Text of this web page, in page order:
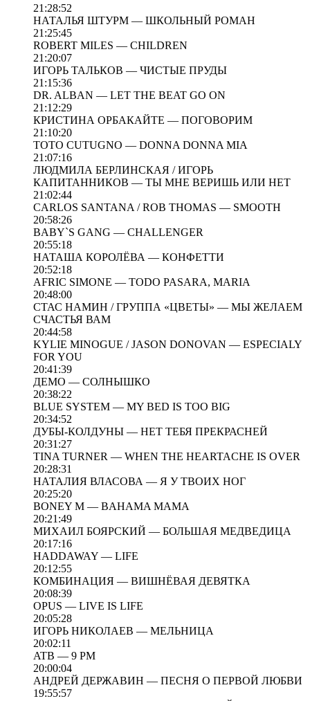
21:28:52
НАТАЛЬЯ ШТУРМ — ШКОЛЬНЫЙ РОМАН
21:25:45
ROBERT MILES — CHILDREN
21:20:07
ИГОРЬ ТАЛЬКОВ — ЧИСТЫЕ ПРУДЫ
21:15:36
DR. ALBAN — LET THE BEAT GO ON
21:12:29
КРИСТИНА ОРБАКАЙТЕ — ПОГОВОРИМ
21:10:20
TOTO CUTUGNO — DONNA DONNA MIA
21:07:16
ЛЮДМИЛА БЕРЛИНСКАЯ / ИГОРЬ
КАПИТАННИКОВ — ТЫ МНЕ ВЕРИШЬ ИЛИ НЕТ
21:02:44
CARLOS SANTANA / ROB THOMAS — SMOOTH
20:58:26
BABY`S GANG — CHALLENGER
20:55:18
НАТАША КОРОЛЁВА — КОНФЕТТИ
20:52:18
AFRIC SIMONE — TODO PASARA, MARIA
20:48:00
СТАС НАМИН / ГРУППА «ЦВЕТЫ» — МЫ ЖЕЛАЕМ
СЧАСТЬЯ ВАМ
20:44:58
KYLIE MINOGUE / JASON DONOVAN — ESPECIALY
FOR YOU
20:41:39
ДЕМО — СОЛНЫШКО
20:38:22
BLUE SYSTEM — MY BED IS TOO BIG
20:34:52
ДУБЫ-КОЛДУНЫ — НЕТ ТЕБЯ ПРЕКРАСНЕЙ
20:31:27
TINA TURNER — WHEN THE HEARTACHE IS OVER
20:28:31
НАТАЛИЯ ВЛАСОВА — Я У ТВОИХ НОГ
20:25:20
BONEY M — BAHAMA MAMA
20:21:49
МИХАИЛ БОЯРСКИЙ — БОЛЬШАЯ МЕДВЕДИЦА
20:17:16
HADDAWAY — LIFE
20:12:55
КОМБИНАЦИЯ — ВИШНЁВАЯ ДЕВЯТКА
20:08:39
OPUS — LIVE IS LIFE
20:05:28
ИГОРЬ НИКОЛАЕВ — МЕЛЬНИЦА
20:02:11
ATB — 9 PM
20:00:04
АНДРЕЙ ДЕРЖАВИН — ПЕСНЯ О ПЕРВОЙ ЛЮБВИ
19:55:57